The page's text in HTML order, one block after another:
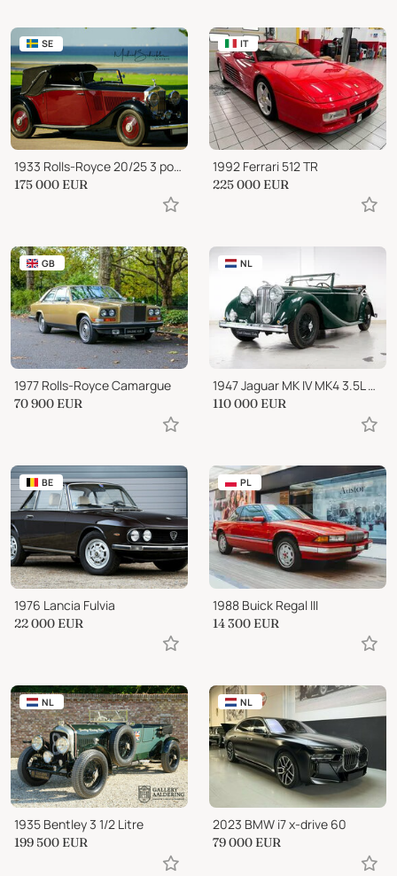
SE
1933 Rolls-Royce 20/25 3 position Drophead Coupe
175 000 EUR
IT
1992 Ferrari 512 TR
225 000 EUR
GB
1977 Rolls-Royce Camargue
70 900 EUR
NL
1947 Jaguar MK IV MK4 3.5L DHC - Matching Numbers - 1 of 376
110 000 EUR
BE
1976 Lancia Fulvia
22 000 EUR
PL
1988 Buick Regal III
14 300 EUR
NL
1935 Bentley 3 1/2 Litre
199 500 EUR
NL
2023 BMW i7 x-drive 60
79 000 EUR